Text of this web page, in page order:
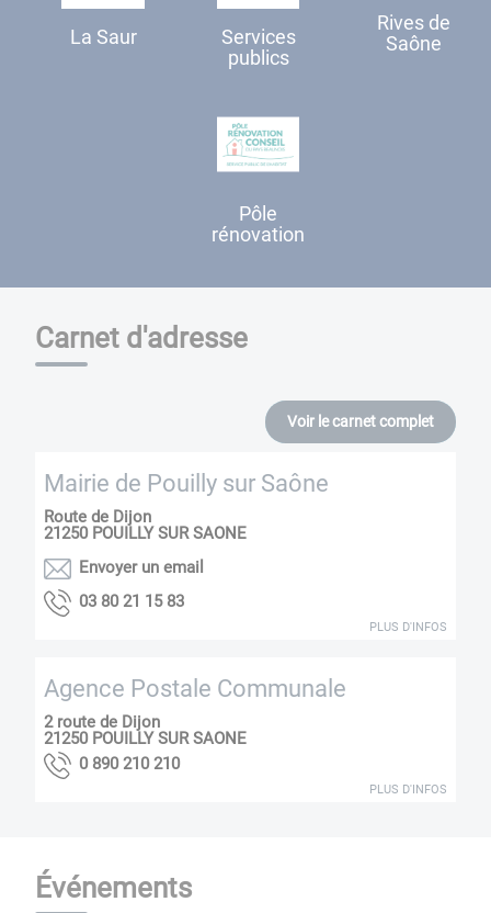
La Saur
Services
publics
Rives de
Saône
Pôle
rénovation
Carnet d'adresse
Voir le carnet complet
Mairie de Pouilly sur Saône
Route de Dijon
21250 POUILLY SUR SAONE
Envoyer un email
38 51 12 08 30
PLUS D'INFOS
Agence Postale Communale
2 route de Dijon
21250 POUILLY SUR SAONE
012 012 098 0
PLUS D'INFOS
Événements